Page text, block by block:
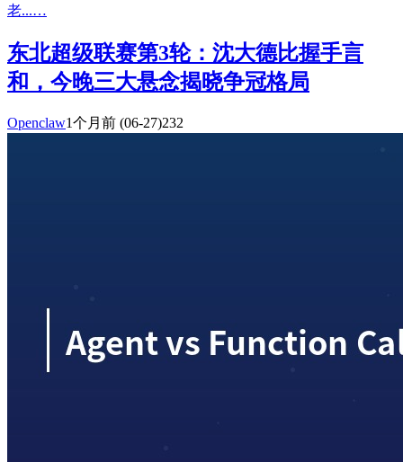
老...…
东北超级联赛第3轮：沈大德比握手言
和，今晚三大悬念揭晓争冠格局
Openclaw1个月前 (06-27)232